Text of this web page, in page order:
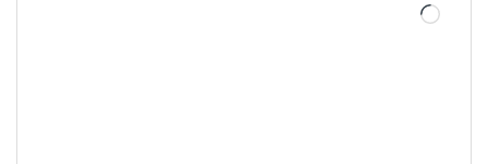
جاري التحميل…